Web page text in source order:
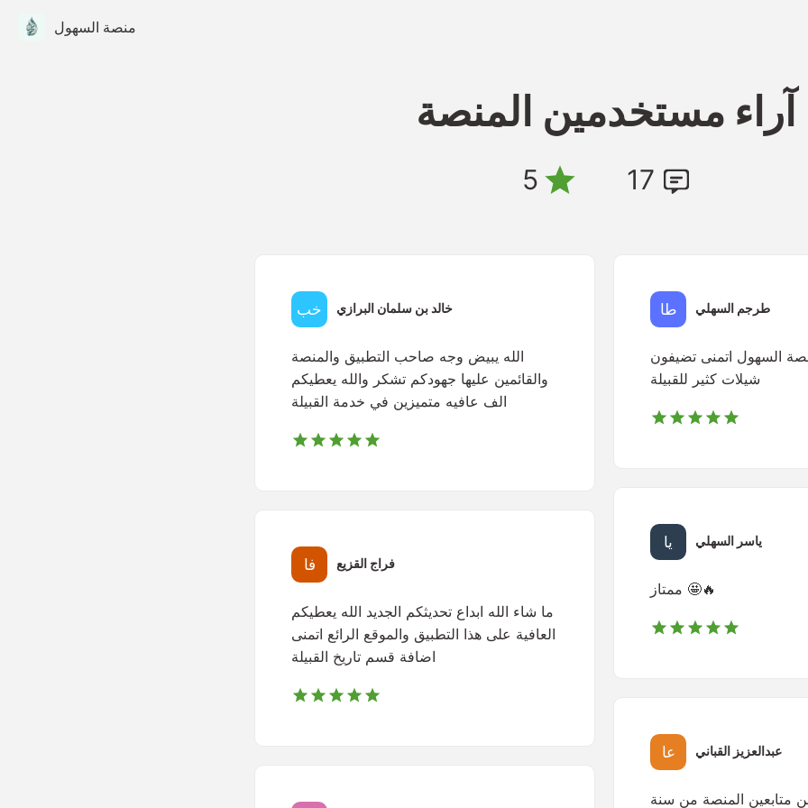
منصة السهول
آراء مستخدمين المنصة
5 17
خالد بن سلمان البرازي
الله يبيض وجه صاحب التطبيق والمنصة
والقائمين عليها جهودكم تشكر والله يعطيكم
الف عافيه متميزين في خدمة القبيلة
فراج القزيع
ما شاء الله ابداع تحديثكم الجديد الله يعطيكم
العافية على هذا التطبيق والموقع الرائع اتمنى
اضافة قسم تاريخ القبيلة
طرجم السهلي
السهول اتمنى تضيفون
شيلات كثير للقبيلة
ياسر السهلي
ممتاز 🤩🔥
عبدالعزيز القباني
متابعين المنصة من سنة